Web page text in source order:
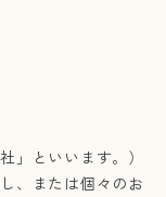
」といいます。）
、または個々のお